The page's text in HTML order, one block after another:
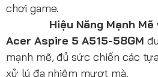
chơi game.
Hiệu Năng Mạnh
Acer Aspire 5 A515-58GM
mạnh mẽ, đủ sức chiến các
xử lý đa nhiệm mượt mà.